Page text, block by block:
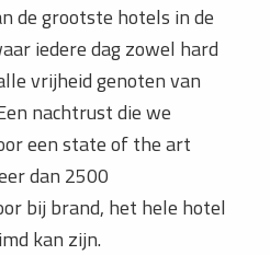
de grootste hotels in de
iedere dag zowel hard
vrijheid genoten van
nachtrust die we
een state of the art
dan 2500
bij brand, het hele hotel
kan zijn.